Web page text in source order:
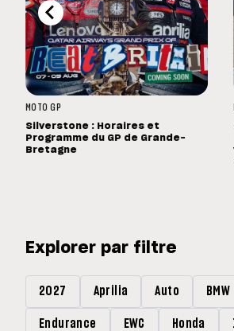
MOTO GP
Silverstone : Horaires et
Programme du GP de Grande-
Bretagne
Explorer par filtre
2027 Aprilia Auto BMW
Endurance EWC Honda